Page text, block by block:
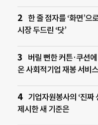
한 줄 점자를 ‘화면’
시장 두드린 ‘닷’
버릴 뻔한 커튼·쿠션
온 사회적기업 재봉 서비스
기업자원봉사의 ‘진짜
제시한 새 기준은